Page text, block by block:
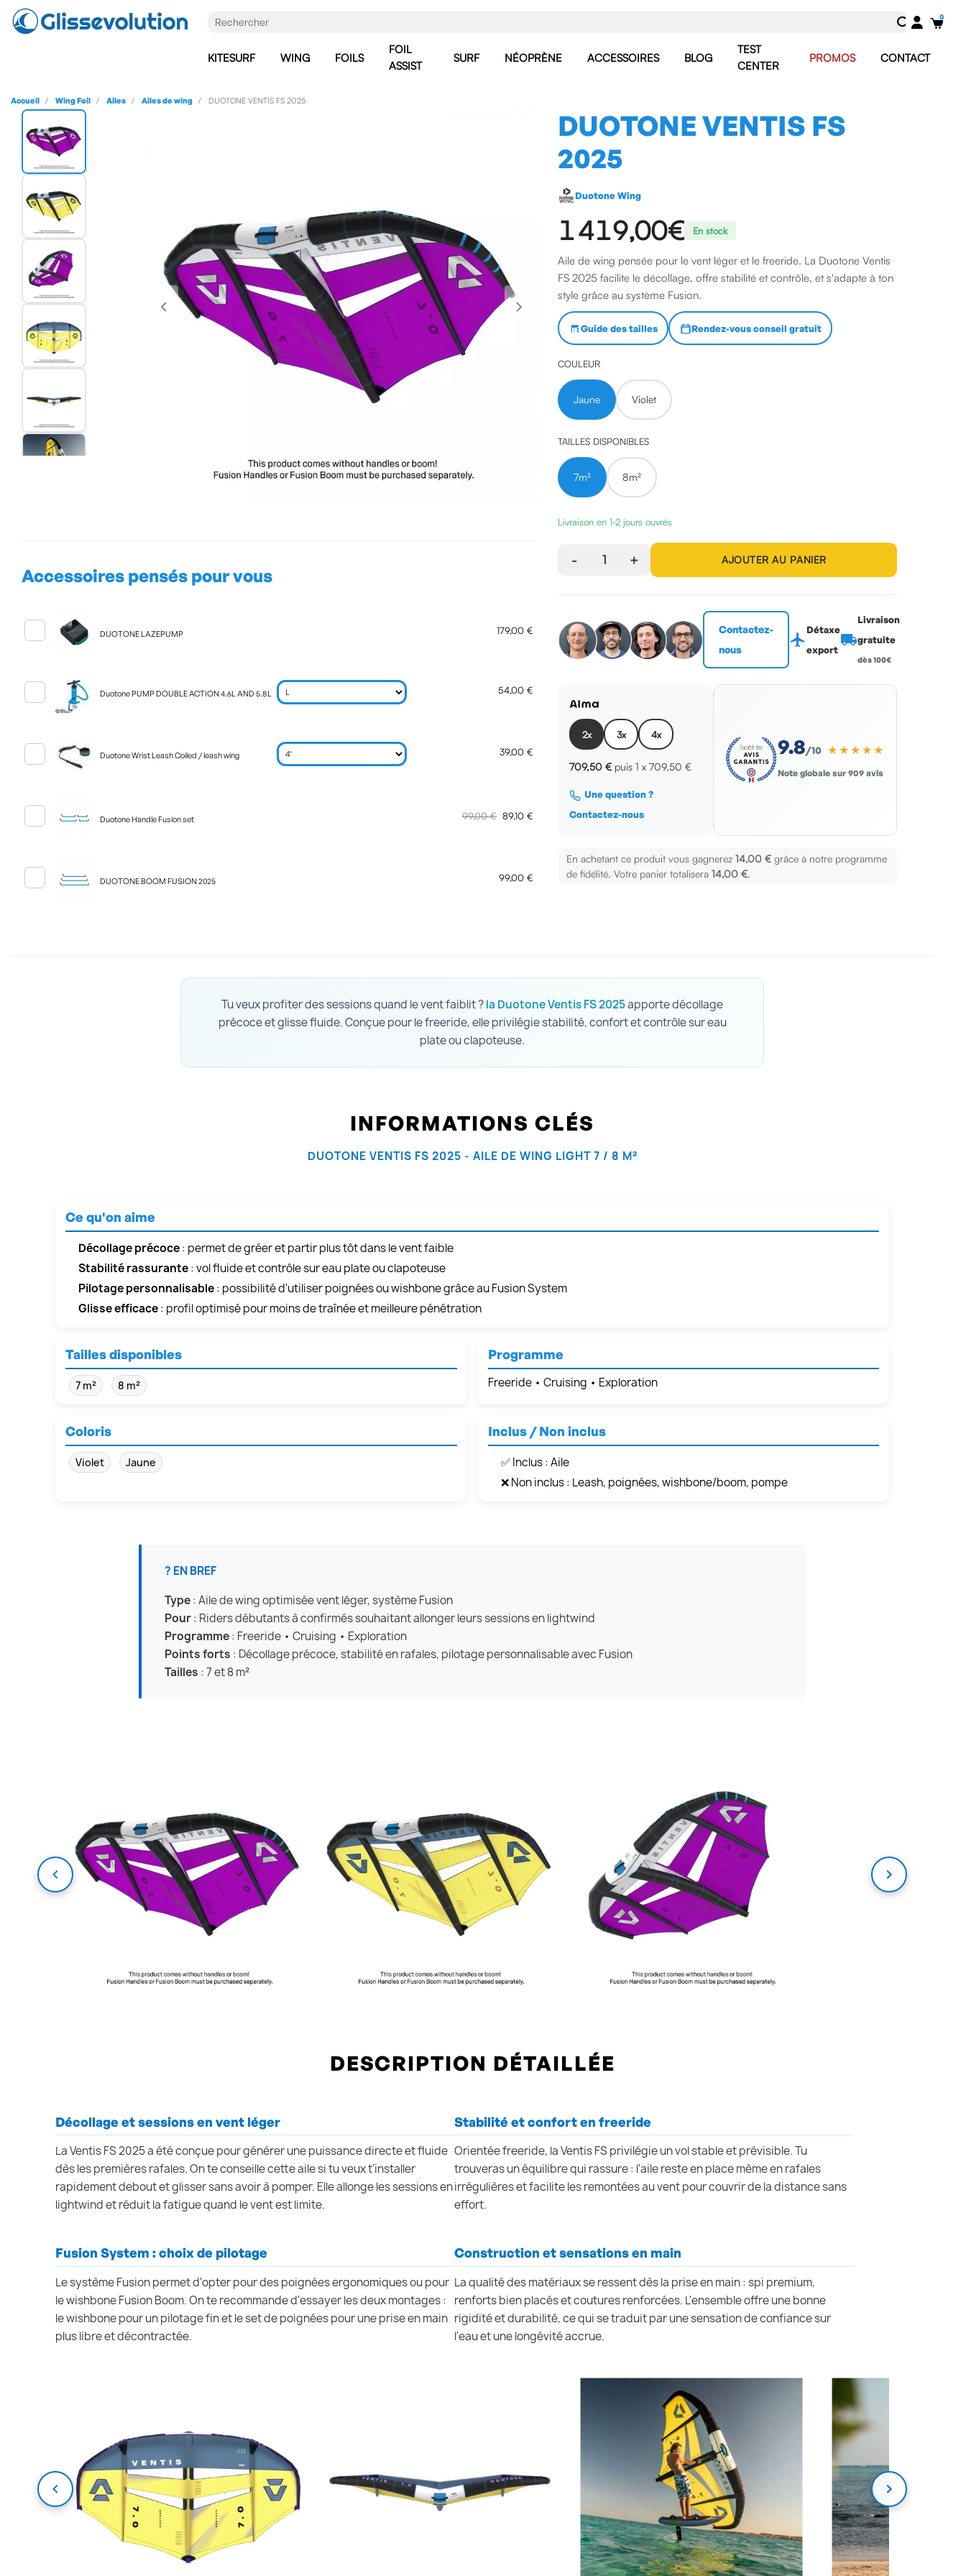
KITESURF WING FOILS
FOIL
ASSIST
SURF NÉOPRÈNE ACCESSOIRES BLOG
TEST
CENTER
PROMOS CONTACT
Accueil Wing Foil Ailes Ailes de wing DUOTONE VENTIS FS 2025
Accessoires pensés pour vous
DUOTONE LAZEPUMP 179,00 €
Duotone PUMP DOUBLE ACTION 4.6L AND 5.8L 54,00 €
Duotone Wrist Leash Coiled / leash wing 39,00 €
Duotone Handle Fusion set 99,00 € 89,10 €
DUOTONE BOOM FUSION 2025 99,00 €
DUOTONE VENTIS FS
2025
Duotone Wing
1 419,00 € En stock
Aile de wing pensée pour le vent léger et le freeride. La Duotone Ventis
FS 2025 facilite le décollage, offre stabilité et contrôle, et s'adapte à ton
style grâce au système Fusion.
Guide des tailles Rendez-vous conseil gratuit
COULEUR
Jaune Violet
TAILLES DISPONIBLES
7m² 8m²
Livraison en 1-2 jours ouvrés
- 1 + AJOUTER AU PANIER
Contactez-
nous
flight
Détaxe
export
local_shipping
Livraison
gratuite
dès 100€
2x 3x 4x
709,50 € puis 1 x709,50 €
Une question ?
Contactez-nous
9.8/10 ★★★★★
Note globale sur 909 avis
En achetant ce produit vous gagnerez14,00 € grâce à notre programme
de fidélité. Votre panier totalisera14,00 €.
Tu veux profiter des sessions quand le vent faiblit ?la Duotone Ventis FS 2025apporte décollage
précoce et glisse fluide. Conçue pour le freeride, elle privilégie stabilité, confort et contrôle sur eau
plate ou clapoteuse.
INFORMATIONS CLÉS
DUOTONE VENTIS FS 2025 - AILE DE WING LIGHT 7 / 8 M²
Ce qu'on aime
Décollage précoce: permet de gréer et partir plus tôt dans le vent faible
Stabilité rassurante: vol fluide et contrôle sur eau plate ou clapoteuse
Pilotage personnalisable: possibilité d'utiliser poignées ou wishbone grâce au Fusion System
Glisse efficace: profil optimisé pour moins de traînée et meilleure pénétration
Tailles disponibles
7 m² 8 m²
Programme
Freeride • Cruising • Exploration
Coloris
Violet Jaune
Inclus / Non inclus
✅ Inclus : Aile
❌ Non inclus : Leash, poignées, wishbone/boom, pompe
? EN BREF
Type: Aile de wing optimisée vent léger, système Fusion
Pour: Riders débutants à confirmés souhaitant allonger leurs sessions en lightwind
Programme: Freeride • Cruising • Exploration
Points forts : Décollage précoce, stabilité en rafales, pilotage personnalisable avec Fusion
Tailles : 7 et 8 m²
DESCRIPTION DÉTAILLÉE
Décollage et sessions en vent léger
La Ventis FS 2025 a été conçue pour générer une puissance directe et fluide
dès les premières rafales. On te conseille cette aile si tu veux t'installer
rapidement debout et glisser sans avoir à pomper. Elle allonge les sessions en
lightwind et réduit la fatigue quand le vent est limite.
Stabilité et confort en freeride
Orientée freeride, la Ventis FS privilégie un vol stable et prévisible. Tu
trouveras un équilibre qui rassure : l'aile reste en place même en rafales
irrégulières et facilite les remontées au vent pour couvrir de la distance sans
effort.
Fusion System : choix de pilotage
Le système Fusion permet d'opter pour des poignées ergonomiques ou pour
le wishbone Fusion Boom. On te recommande d'essayer les deux montages :
le wishbone pour un pilotage fin et le set de poignées pour une prise en main
plus libre et décontractée.
Construction et sensations en main
La qualité des matériaux se ressent dès la prise en main : spi premium,
renforts bien placés et coutures renforcées. L'ensemble offre une bonne
rigidité et durabilité, ce qui se traduit par une sensation de confiance sur
l'eau et une longévité accrue.